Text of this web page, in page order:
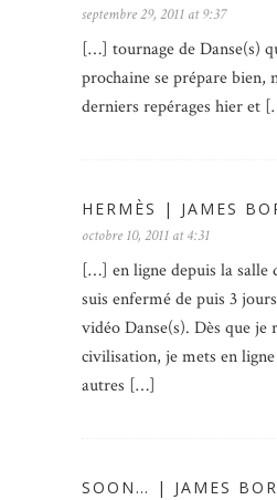
septembre 29, 2011 at 9:37
[…] tournage de Danse(s)
prochaine se prépare bien,
derniers repérages hier et
HERMÈS | JAMES
octobre 10, 2011 at 4:31
[…] en ligne depuis la salle
suis enfermé de puis 3
vidéo Danse(s). Dès que je
civilisation, je mets en
autres […]
SOON… | JAMES